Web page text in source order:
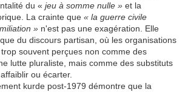
du « jeu à somme nulle » et la
La crainte que « la guerre civile
» n'est pas une exagération. Elle
du discours partisan, où les organisations
souvent perçues non comme des
lutte pluraliste, mais comme des substituts
ou écarter.
kurde post-1979 démontre que la